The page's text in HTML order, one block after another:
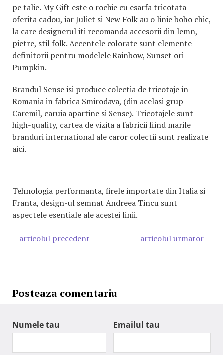
pe talie. My Gift este o rochie cu esarfa tricotata
oferita cadou, iar Juliet si New Folk au o linie boho chic,
la care designerul iti recomanda accesorii din lemn,
pietre, stil folk. Accentele colorate sunt elemente
definitorii pentru modelele Rainbow, Sunset ori
Pumpkin.
Brandul Sense isi produce colectia de tricotaje in
Romania in fabrica Smirodava, (din acelasi grup -
Caremil, caruia apartine si Sense). Tricotajele sunt
high-quality, cartea de vizita a fabricii fiind marile
branduri international ale caror colectii sunt realizate
aici.
Tehnologia performanta, firele importate din Italia si
Franta, design-ul semnat Andreea Tincu sunt
aspectele esentiale ale acestei linii.
articolul precedent articolul urmator
Posteaza comentariu
Numele tau Emailul tau